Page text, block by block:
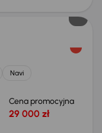
Navi
Cena promocyjna
29 000 zł